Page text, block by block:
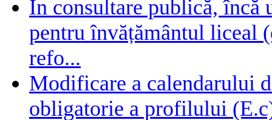
În consultare publică, încă
pentru învățământul liceal
refo...
Modificare a calendarului
obligatorie a profilului